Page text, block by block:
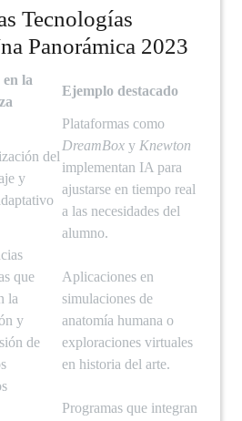
Tecnologías
Panorámica 2023
la
Ejemplo destacado
del
y
Plataformas como
DreamBox y Knewton
implementan IA para
ajustarse en tiempo real
a las necesidades del
alumno.
que
la
y
de
Aplicaciones en
simulaciones de
anatomía humana o
exploraciones virtuales
en historia del arte.
Programas que integran